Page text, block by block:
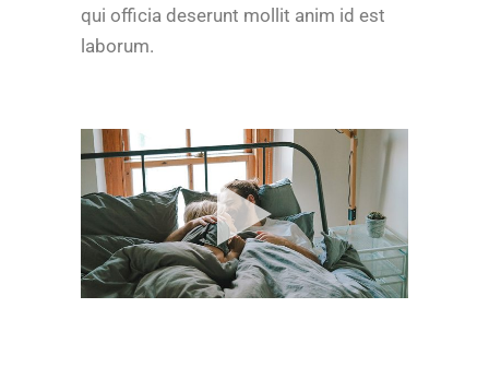
qui officia deserunt mollit anim id est
laborum.